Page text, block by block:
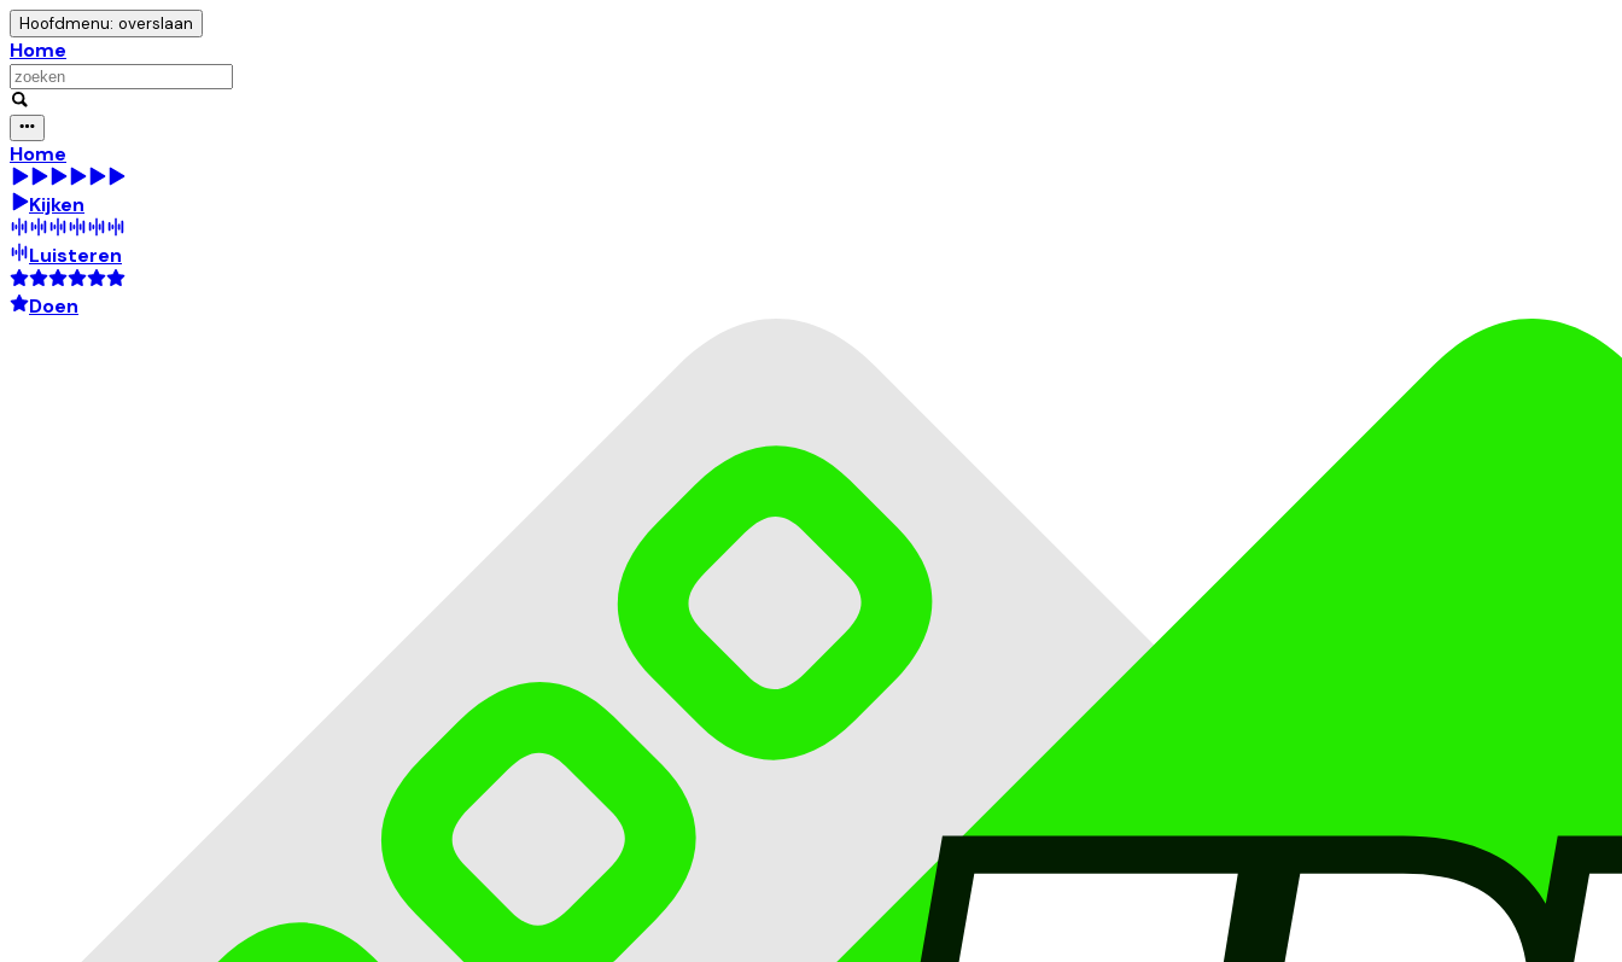
Hoofdmenu: overslaan
Home
Home
Kijken
Luisteren
Doen